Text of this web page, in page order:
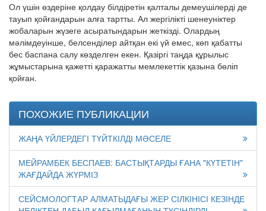
Ол үшін өздеріне қолдау білдіретін қалталы демеушілерді де
тауып қойғандарын алға тартты. Ал жергілікті шенеуніктер
жобаларын жүзеге асыратындарын жеткізді. Олардың
мәлімдеуінше, белсенділер айтқан екі үй емес, көп қабатты
бес баспана салу көзделген екен. Қазіргі таңда құрылыс
жұмыстарына қажетті қаражатты мемлекеттік қазына бөліп
қойған.
ПОХОЖИЕ ПУБЛИКАЦИИ
ЖАҢА ҮЙЛЕРДЕГІ ТҮЙТКІЛДІ МӘСЕЛЕ
МЕЙРАМБЕК БЕСПАЕВ: БАСТЫҚТАРДЫ ҒАНА "КҮТЕТІН"
ЖАҒДАЙДА ЖҮРМІЗ
СЕЙСМОЛОГТАР АЛМАТЫДАҒЫ ЖЕР СІЛКІНІСІ КЕЗІНДЕ